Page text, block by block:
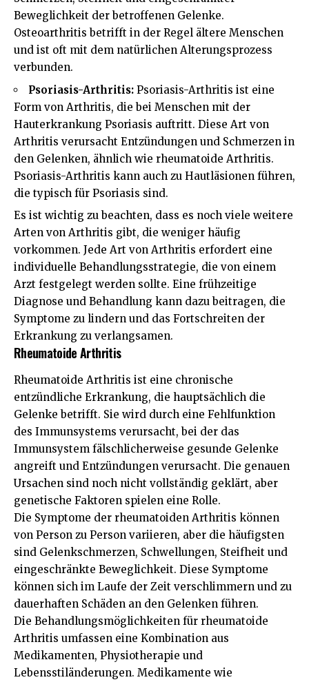
Beweglichkeit der betroffenen Gelenke.
Osteoarthritis betrifft in der Regel ältere Menschen
und ist oft mit dem natürlichen Alterungsprozess
verbunden.
Psoriasis-Arthritis: Psoriasis-Arthritis ist eine
Form von Arthritis, die bei Menschen mit der
Hauterkrankung Psoriasis auftritt. Diese Art von
Arthritis verursacht Entzündungen und Schmerzen in
den Gelenken, ähnlich wie rheumatoide Arthritis.
Psoriasis-Arthritis kann auch zu Hautläsionen führen,
die typisch für Psoriasis sind.
Es ist wichtig zu beachten, dass es noch viele weitere
Arten von Arthritis gibt, die weniger häufig
vorkommen. Jede Art von Arthritis erfordert eine
individuelle Behandlungsstrategie, die von einem
Arzt festgelegt werden sollte. Eine frühzeitige
Diagnose und Behandlung kann dazu beitragen, die
Symptome zu lindern und das Fortschreiten der
Erkrankung zu verlangsamen.
Rheumatoide Arthritis
Rheumatoide Arthritis ist eine chronische
entzündliche Erkrankung, die hauptsächlich die
Gelenke betrifft. Sie wird durch eine Fehlfunktion
des Immunsystems verursacht, bei der das
Immunsystem fälschlicherweise gesunde Gelenke
angreift und Entzündungen verursacht. Die genauen
Ursachen sind noch nicht vollständig geklärt, aber
genetische Faktoren spielen eine Rolle.
Die Symptome der rheumatoiden Arthritis können
von Person zu Person variieren, aber die häufigsten
sind Gelenkschmerzen, Schwellungen, Steifheit und
eingeschränkte Beweglichkeit. Diese Symptome
können sich im Laufe der Zeit verschlimmern und zu
dauerhaften Schäden an den Gelenken führen.
Die Behandlungsmöglichkeiten für rheumatoide
Arthritis umfassen eine Kombination aus
Medikamenten, Physiotherapie und
Lebensstiländerungen. Medikamente wie